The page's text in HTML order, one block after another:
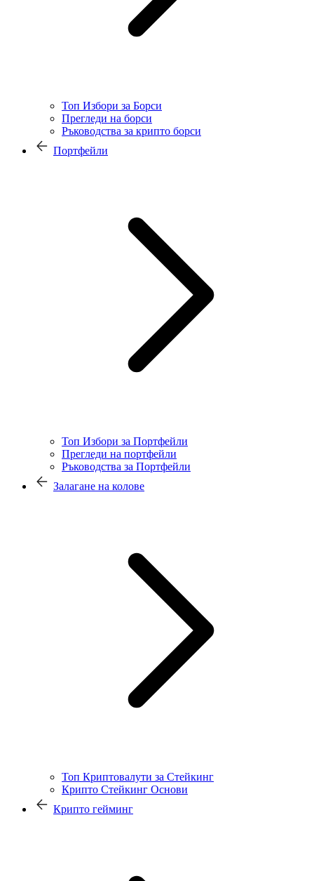
Топ Избори за Борси
Прегледи на борси
Ръководства за крипто борси
Портфейли
Топ Избори за Портфейли
Прегледи на портфейли
Ръководства за Портфейли
Залагане на колове
Топ Криптовалути за Стейкинг
Крипто Стейкинг Основи
Крипто гейминг